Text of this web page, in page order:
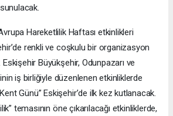
Hareketlilik Haftası etkinlikleri
renkli ve coşkulu bir organizasyon
Büyükşehir, Odunpazarı ve
iş birliğiyle düzenlenen etkinliklerde
Günü” Eskişehir’de ilk kez kutlanacak.
temasının öne çıkarılacağı etkinliklerde,